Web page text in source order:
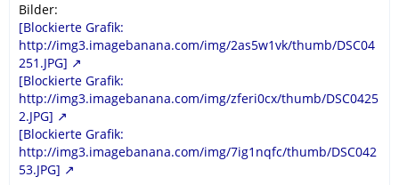
Bilder:
[Blockierte Grafik:
http://img3.imagebanana.com/img/2as5w1vk/thumb/DSC04
251.JPG]
[Blockierte Grafik:
http://img3.imagebanana.com/img/zferi0cx/thumb/DSC0425
2.JPG]
[Blockierte Grafik:
http://img3.imagebanana.com/img/7ig1nqfc/thumb/DSC042
53.JPG]